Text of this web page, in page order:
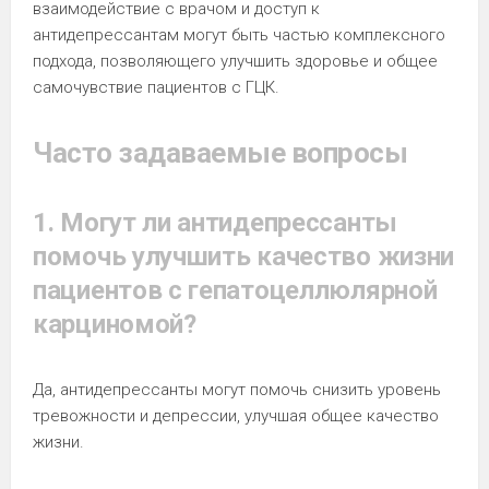
взаимодействие с врачом и доступ к
антидепрессантам могут быть частью комплексного
подхода, позволяющего улучшить здоровье и общее
самочувствие пациентов с ГЦК.
Часто задаваемые вопросы
1. Могут ли антидепрессанты
помочь улучшить качество жизни
пациентов с гепатоцеллюлярной
карциномой?
Да, антидепрессанты могут помочь снизить уровень
тревожности и депрессии, улучшая общее качество
жизни.